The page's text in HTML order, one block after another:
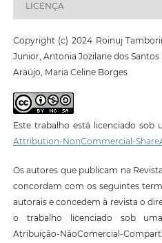
LICENÇA
Copyright (c) 2024 Roinuj
Junior, Antonia Jozilane dos
Araújo, Maria Celine Borges
Este trabalho está licenciado sob
Attribution-NonCommercial-
Os autores que publicam na
concordam com os seguintes
autorais e concedem à revista o
o trabalho licenciado sob
Atribuição-NãoComercial-